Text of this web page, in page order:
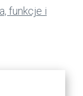
funkcje i